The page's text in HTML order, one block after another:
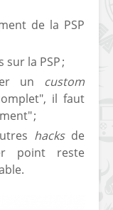
de la PSP
la PSP ;
un custom
il faut
;
hacksde
point reste